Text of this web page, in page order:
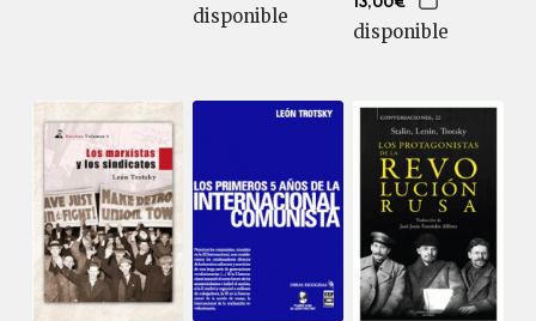
disponible
13,00€
disponible